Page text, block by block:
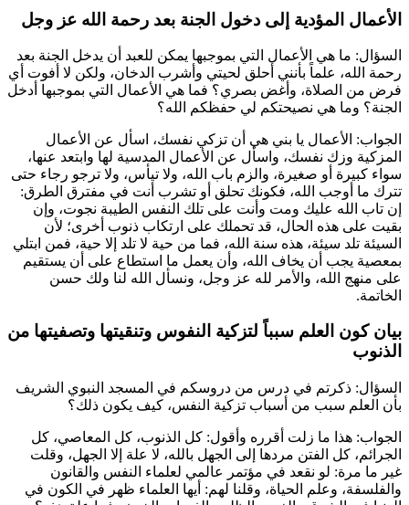
الأعمال المؤدية إلى دخول الجنة بعد رحمة الله عز وجل
السؤال: ما هي الأعمال التي بموجبها يمكن للعبد أن يدخل الجنة بعد
رحمة الله، علماً بأنني أحلق لحيتي وأشرب الدخان، ولكن لا أفوت أي
فرض من الصلاة، وأغض بصري؟ فما هي الأعمال التي بموجبها أدخل
الجنة؟ وما هي نصيحتكم لي حفظكم الله؟
الجواب: الأعمال يا بني هي أن تزكي نفسك، اسأل عن الأعمال
المزكية وزك نفسك، واسأل عن الأعمال المدسية لها وابتعد عنها،
سواء كبيرة أو صغيرة، والزم باب الله، ولا تيأس، ولا ترجو رجاء حتى
تترك ما أوجب الله، فكونك تحلق أو تشرب أنت في مفترق الطرق:
إن تاب الله عليك ومت وأنت على تلك النفس الطيبة نجوت، وإن
بقيت على هذه الحال، قد تحملك على ارتكاب ذنوب أخرى؛ لأن
السيئة تلد سيئة، هذه سنة الله، فما من حية لا تلد إلا حية، فمن ابتلي
بمعصية يجب أن يخاف الله، وأن يعمل ما استطاع على أن يستقيم
على منهج الله، والأمر لله عز وجل، ونسأل الله لنا ولك حسن
الخاتمة.
بيان كون العلم سبباً لتزكية النفوس وتنقيتها وتصفيتها من
الذنوب
السؤال: ذكرتم في درس من دروسكم في المسجد النبوي الشريف
بأن العلم سبب من أسباب تزكية النفس، كيف يكون ذلك؟
الجواب: هذا ما زلت أقرره وأقول: كل الذنوب، كل المعاصي، كل
الجرائم، كل الفتن مردها إلى الجهل بالله، لا علة إلا الجهل، وقلت
غير ما مرة: لو نقعد في مؤتمر عالمي لعلماء النفس والقانون
والفلسفة، وعلم الحياة، وقلنا لهم: أيها العلماء ظهر في الكون في